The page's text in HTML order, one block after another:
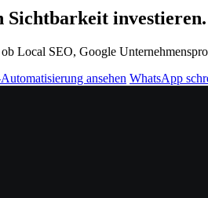
Sichtbarkeit investieren.
Local SEO, Google
ansehen WhatsApp